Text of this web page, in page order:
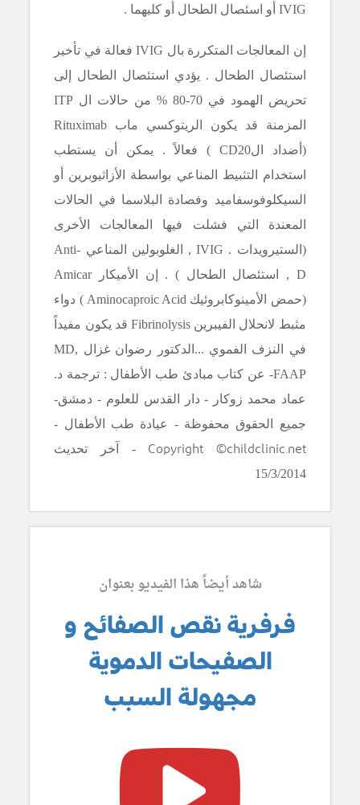
IVIG أو اسئصال الطحال أو كليهما .
إن المعالجات المتكررة بال IVIG فعالة في تأخير
استئصال الطحال . يؤدي استئصال الطحال إلى
تحريض الهمود في 70-80 % من حالات ال
ITP
المزمنة قد يكون الريتوكسي ماب Rituximab
(أضداد الCD20
) فعالاً . يمكن أن يستطب
استخدام التثبيط المناعي بواسطة الأزاثيوبرين أو
السيكلوفوسفاميد وفصادة البلاسما في الحالات
المعندة التي فشلت فيها المعالجات الأخرى
(الستيرويدات . IVIG , الغلوبولين المناعي Anti-
D , استئصال الطحال ) . إن الأميكارAmicar
(حمض الأمينوكابروئيك Aminocaproic Acid ) دواء
مثبط لانحلال الفيبرين Fibrinolysis قد يكون مفيداً
في النزف الفموي ...الدكتور رضوان غزال MD,
FAAP- عن كتاب مبادئ طب الأطفال : ترجمة د.
عماد محمد زوكار - دار القدس للعلوم - دمشق-
جميع الحقوق محفوظة - عيادة طب الأطفال -
Copyright ©childclinic.net - آخر تحديث
15/3/2014
شاهد أيضاً هذا الفيديو بعنوان
فرفرية نقص الصفائح و
الصفيحات الدموية
مجهولة السبب